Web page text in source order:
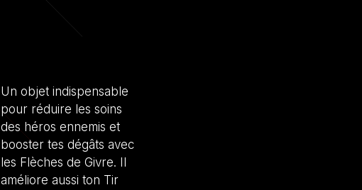
Un objet indispensable
pour réduire les soins
des héros ennemis et
booster tes dégâts avec
les Flèches de Givre. Il
améliore aussi ton Tir